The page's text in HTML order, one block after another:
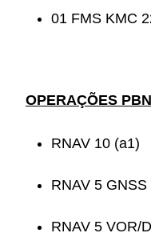
01 FMS KMC
OPERAÇÕES PBN
RNAV 10 (a1)
RNAV 5 GNSS
RNAV 5 VOR/